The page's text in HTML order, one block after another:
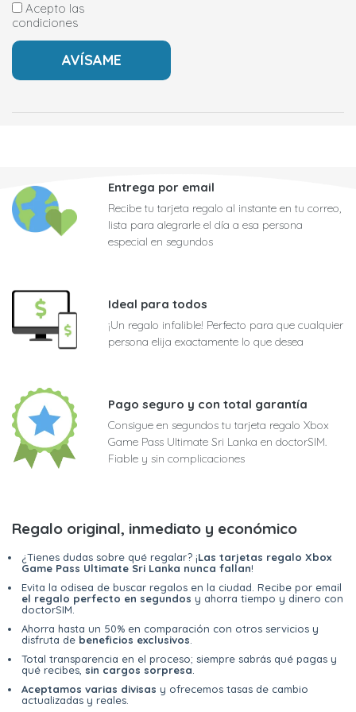
Acepto las
condiciones
Entrega por email
Recibe tu tarjeta regalo al instante en tu correo,
lista para alegrarle el día a esa persona
especial en segundos
Ideal para todos
¡Un regalo infalible! Perfecto para que cualquier
persona elija exactamente lo que desea
Pago seguro y con total garantía
Consigue en segundos tu tarjeta regalo Xbox
Game Pass Ultimate Sri Lanka en doctorSIM.
Fiable y sin complicaciones
Regalo original, inmediato y económico
¿Tienes dudas sobre qué regalar? ¡Las tarjetas regalo Xbox
Game Pass Ultimate Sri Lanka nunca fallan!
Evita la odisea de buscar regalos en la ciudad. Recibe por email
el regalo perfecto en segundos y ahorra tiempo y dinero con
doctorSIM.
Ahorra hasta un 50% en comparación con otros servicios y
disfruta de beneficios exclusivos
Total transparencia en el proceso; siempre sabrás qué pagas y
qué recibes, sin cargos sorpresa
Aceptamos varias divisas y ofrecemos tasas de cambio
actualizadas y reales.